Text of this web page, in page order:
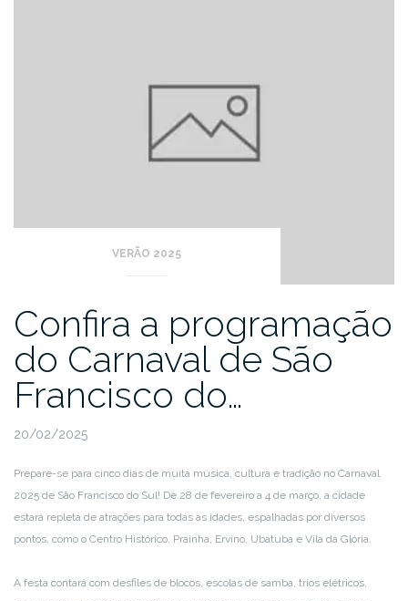
VERÃO 2025
Confira a programação
do Carnaval de São
Francisco do…
20/02/2025
Prepare-se para cinco dias de muita música, cultura e tradição no Carnaval
2025 de São Francisco do Sul! De 28 de fevereiro a 4 de março, a cidade
estará repleta de atrações para todas as idades, espalhadas por diversos
pontos, como o Centro Histórico, Prainha, Ervino, Ubatuba e Vila da Glória.
A festa contará com desfiles de blocos, escolas de samba, trios elétricos,